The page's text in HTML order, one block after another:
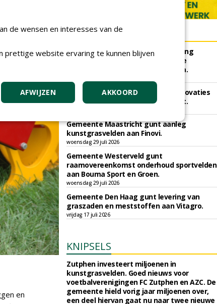
in dit geval
daarachter
en
TENDERS
Gemeente Bergen gunt herinrichting
sportpark Hogedijk - VV Egmond te
Egmond-Binnen aan Compeer Infra.
Gemeente Dordrecht gunt veldrenovaties
sportpark Schildman aan CSC Sport.
Gemeente Maastricht gunt aanleg
kunstgrasvelden aan Finovi.
woensdag 29 juli 2026
Gemeente Westerveld gunt
raamovereenkomst onderhoud sportvelden
aan Bouma Sport en Groen.
woensdag 29 juli 2026
Gemeente Den Haag gunt levering van
graszaden en meststoffen aan Vitagro.
vrijdag 17 juli 2026
KNIPSELS
Zutphen investeert miljoenen in
kunstgrasvelden. Goed nieuws voor
voetbalverenigingen FC Zutphen en AZC. De
gemeente hield vorig jaar miljoenen over,
een deel hiervan gaat nu naar twee nieuwe
de wensen en interesses van de
prettige website ervaring te kunnen blijven
AKKOORD
AFWIJZEN